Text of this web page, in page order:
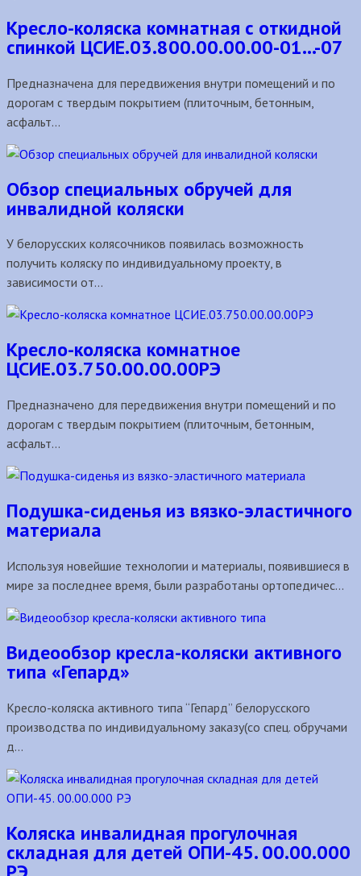
Кресло-коляска комнатная с откидной
спинкой ЦСИЕ.03.800.00.00.00-01…-07
Предназначена для передвижения внутри помещений и по
дорогам с твердым покрытием (плиточным, бетонным,
асфальт...
Обзор специальных обручей для
инвалидной коляски
У белорусских колясочников появилась возможность
получить коляску по индивидуальному проекту, в
зависимости от...
Кресло-коляска комнатное
ЦСИЕ.03.750.00.00.00РЭ
Предназначено для передвижения внутри помещений и по
дорогам с твердым покрытием (плиточным, бетонным,
асфальт...
Подушка-сиденья из вязко-эластичного
материала
Используя новейшие технологии и материалы, появившиеся в
мире за последнее время, были разработаны ортопедичес...
Видеообзор кресла-коляски активного
типа «Гепард»
Кресло-коляска активного типа “Гепард” белорусского
производства по индивидуальному заказу(со спец. обручами
д...
Коляска инвалидная прогулочная
складная для детей ОПИ-45. 00.00.000